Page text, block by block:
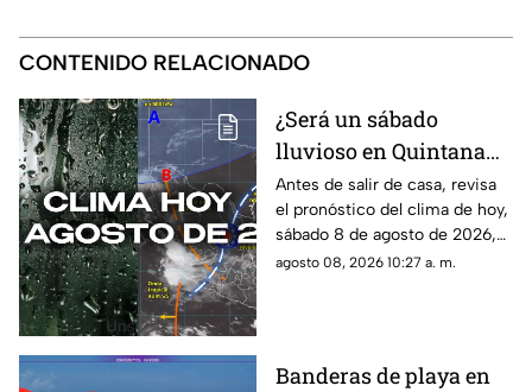
CONTENIDO RELACIONADO
¿Será un sábado
lluvioso en Quintana
Roo? Pronóstico del
clima HOY, sábado 8 de
agosto de 2026, en
Cancún y el resto del
Antes de salir de casa, revisa
el pronóstico del clima de hoy,
sábado 8 de agosto de 2026,
en Cancún y el resto de
agosto 08, 2026 10:27 a. m.
Banderas de playa en